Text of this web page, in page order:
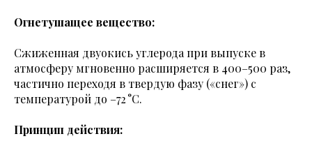
Огнетушащее вещество:
Сжиженная двуокись углерода при выпуске в
атмосферу мгновенно расширяется в 400–500 раз,
частично переходя в твердую фазу («снег») с
температурой до –72 °C.
Принцип действия: